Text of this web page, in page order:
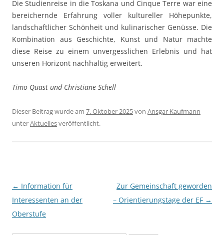
Die Studienreise in die Toskana und Cinque Terre war eine
bereichernde Erfahrung voller kultureller Höhepunkte,
landschaftlicher Schönheit und kulinarischer Genüsse. Die
Kombination aus Geschichte, Kunst und Natur machte
diese Reise zu einem unvergesslichen Erlebnis und hat
unseren Horizont nachhaltig erweitert.
Timo Quast und Christiane Schell
Dieser Beitrag wurde am 7. Oktober 2025von Ansgar Kaufmann
unterAktuellesveröffentlicht.
Beitragsnavigation
← Information für
Interessenten an der
Oberstufe
Zur Gemeinschaft geworden
– Orientierungstage der EF →